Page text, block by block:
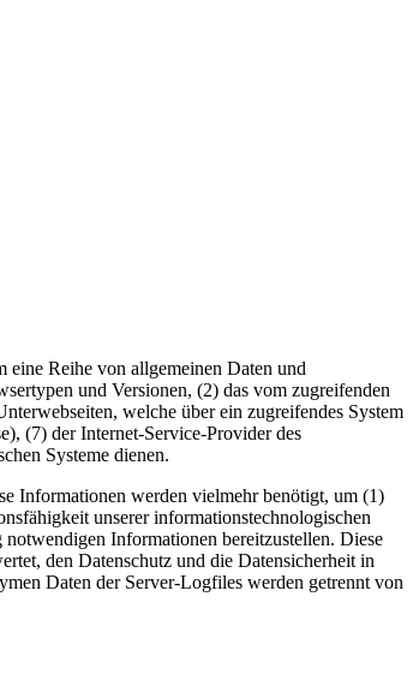
eine Reihe von allgemeinen Daten und
und Versionen, (2) das vom zugreifenden
welche über ein zugreifendes System
(7) der Internet-Service-Provider des
Systeme dienen.
Informationen werden vielmehr benötigt, um (1)
unserer informationstechnologischen
Informationen bereitzustellen. Diese
den Datenschutz und die Datensicherheit in
Daten der Server-Logfiles werden getrennt von